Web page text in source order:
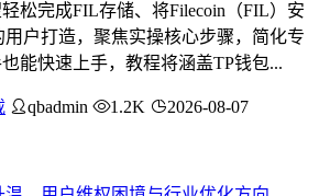
松完成FIL存储、将Filecoin（FIL）安
用户打造，聚焦实操核心步骤，简化专
能快速上手，教程将涵盖TP钱包...
qbadmin 1.2K 2026-08-07